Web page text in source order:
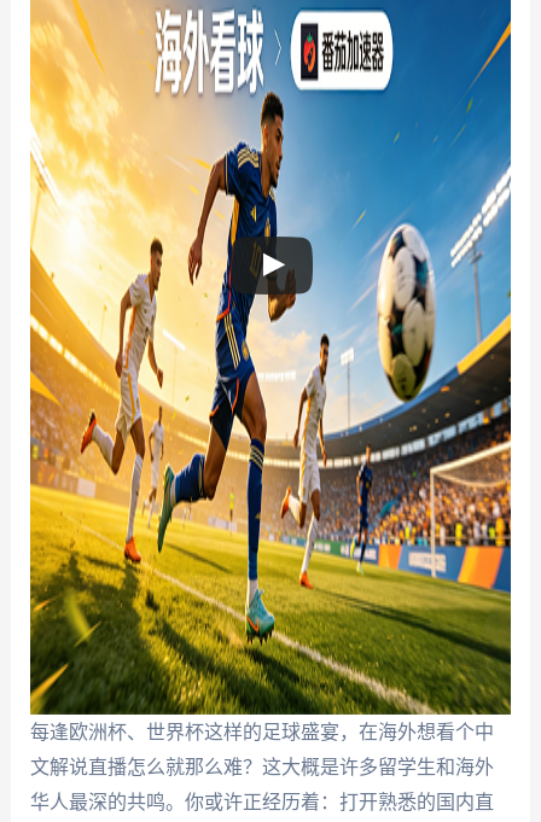
每逢欧洲杯、世界杯这样的足球盛宴，在海外想看个中
文解说直播怎么就那么难？这大概是许多留学生和海外
华人最深的共鸣。你或许正经历着：打开熟悉的国内直